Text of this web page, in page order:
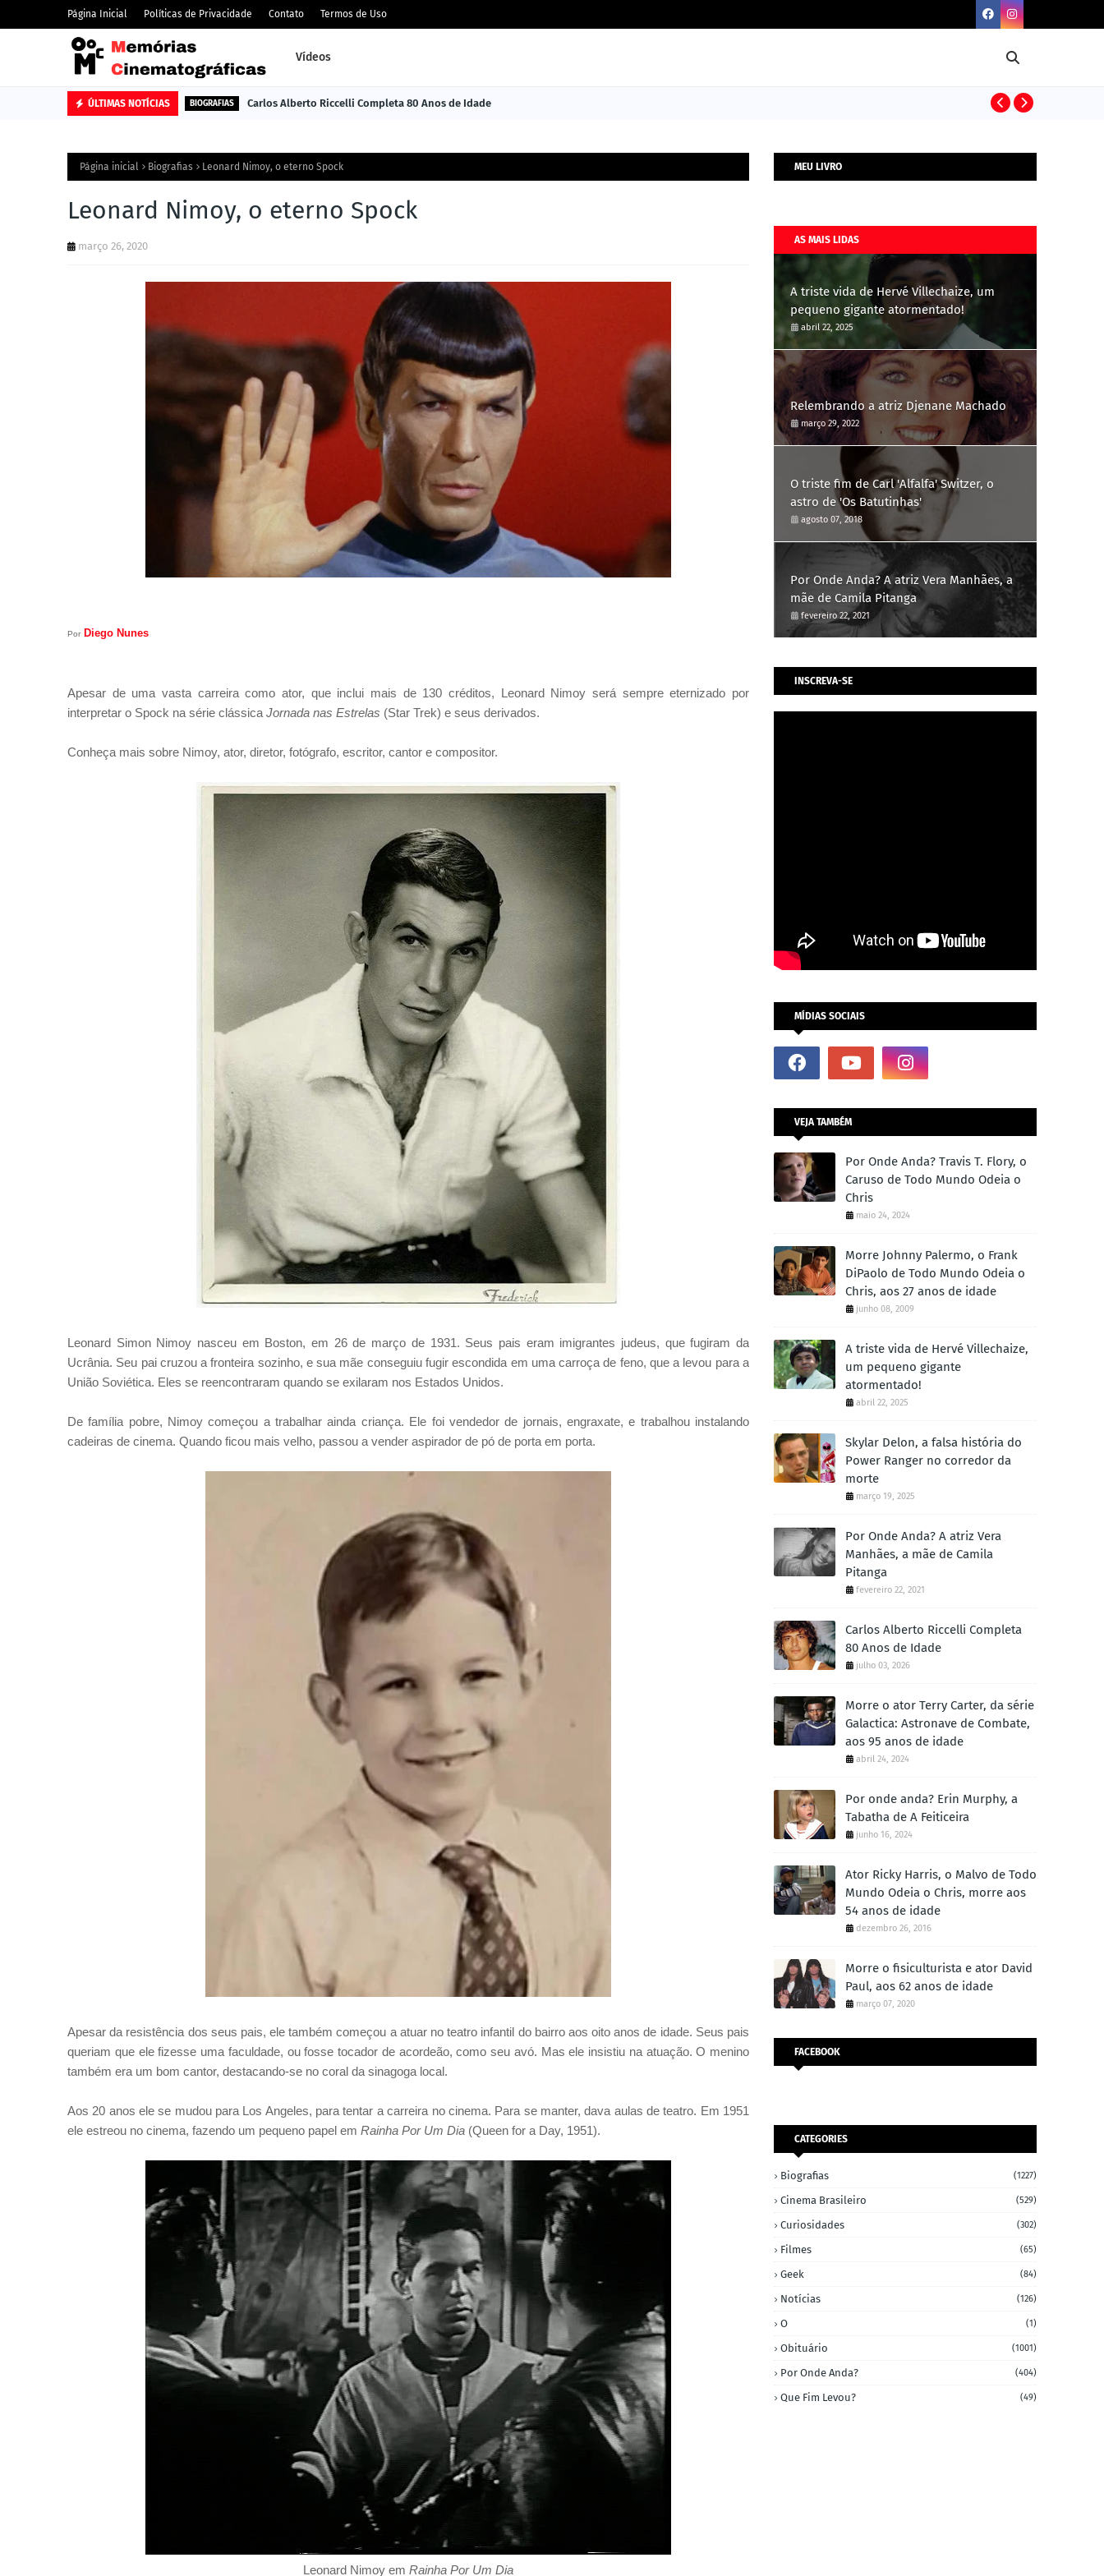
Página Inicial Políticas de Privacidade Contato Termos de Uso
Vídeos
ÚLTIMAS NOTÍCIAS BIOGRAFIAS Carlos Alberto Riccelli Completa 80 Anos de Idade
Página inicial Biografias Leonard Nimoy, o eterno Spock
Leonard Nimoy, o eterno Spock
março 26, 2020
Por Diego Nunes
Apesar de uma vasta carreira como ator, que inclui mais de 130 créditos, Leonard Nimoy será sempre eternizado por
interpretar o Spock na série clássica Jornada nas Estrelas (Star Trek) e seus derivados.
Conheça mais sobre Nimoy, ator, diretor, fotógrafo, escritor, cantor e compositor.
Leonard Simon Nimoy nasceu em Boston, em 26 de março de 1931. Seus pais eram imigrantes judeus, que fugiram da
Ucrânia. Seu pai cruzou a fronteira sozinho, e sua mãe conseguiu fugir escondida em uma carroça de feno, que a levou para a
União Soviética. Eles se reencontraram quando se exilaram nos Estados Unidos.
De família pobre, Nimoy começou a trabalhar ainda criança. Ele foi vendedor de jornais, engraxate, e trabalhou instalando
cadeiras de cinema. Quando ficou mais velho, passou a vender aspirador de pó de porta em porta.
Apesar da resistência dos seus pais, ele também começou a atuar no teatro infantil do bairro aos oito anos de idade. Seus pais
queriam que ele fizesse uma faculdade, ou fosse tocador de acordeão, como seu avó. Mas ele insistiu na atuação. O menino
também era um bom cantor, destacando-se no coral da sinagoga local.
Aos 20 anos ele se mudou para Los Angeles, para tentar a carreira no cinema. Para se manter, dava aulas de teatro. Em 1951
ele estreou no cinema, fazendo um pequeno papel em Rainha Por Um Dia (Queen for a Day, 1951).
Leonard Nimoy em Rainha Por Um Dia
MEU LIVRO
AS MAIS LIDAS
A triste vida de Hervé Villechaize, um
pequeno gigante atormentado!
abril 22, 2025
Relembrando a atriz Djenane Machado
março 29, 2022
O triste fim de Carl 'Alfalfa' Switzer, o
astro de 'Os Batutinhas'
agosto 07, 2018
Por Onde Anda? A atriz Vera Manhães, a
mãe de Camila Pitanga
fevereiro 22, 2021
INSCREVA-SE
MÍDIAS SOCIAIS
VEJA TAMBÉM
Por Onde Anda? Travis T. Flory, o
Caruso de Todo Mundo Odeia o
Chris
maio 24, 2024
Morre Johnny Palermo, o Frank
DiPaolo de Todo Mundo Odeia o
Chris, aos 27 anos de idade
junho 08, 2009
A triste vida de Hervé Villechaize,
um pequeno gigante
atormentado!
abril 22, 2025
Skylar Delon, a falsa história do
Power Ranger no corredor da
morte
março 19, 2025
Por Onde Anda? A atriz Vera
Manhães, a mãe de Camila
Pitanga
fevereiro 22, 2021
Carlos Alberto Riccelli Completa
80 Anos de Idade
julho 03, 2026
Morre o ator Terry Carter, da série
Galactica: Astronave de Combate,
aos 95 anos de idade
abril 24, 2024
Por onde anda? Erin Murphy, a
Tabatha de A Feiticeira
junho 16, 2024
Ator Ricky Harris, o Malvo de Todo
Mundo Odeia o Chris, morre aos
54 anos de idade
dezembro 26, 2016
Morre o fisiculturista e ator David
Paul, aos 62 anos de idade
março 07, 2020
FACEBOOK
CATEGORIES
Biografias (1227)
Cinema Brasileiro (529)
Curiosidades (302)
Filmes (65)
Geek (84)
Notícias (126)
O (1)
Obituário (1001)
Por Onde Anda? (404)
Que Fim Levou? (49)